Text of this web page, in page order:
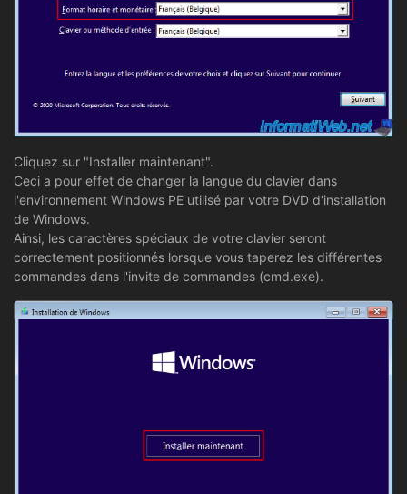
Cliquez sur "Installer maintenant".
Ceci a pour effet de changer la langue du clavier dans
l'environnement Windows PE utilisé par votre DVD d'installation
de Windows.
Ainsi, les caractères spéciaux de votre clavier seront
correctement positionnés lorsque vous taperez les différentes
commandes dans l'invite de commandes (cmd.exe).